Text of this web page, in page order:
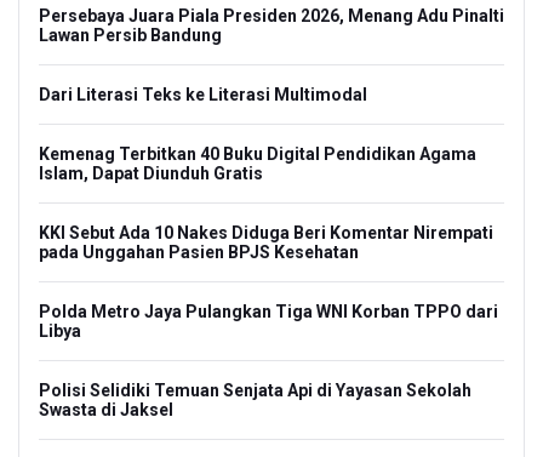
Persebaya Juara Piala Presiden 2026, Menang Adu Pinalti
Lawan Persib Bandung
Dari Literasi Teks ke Literasi Multimodal
Kemenag Terbitkan 40 Buku Digital Pendidikan Agama
Islam, Dapat Diunduh Gratis
KKI Sebut Ada 10 Nakes Diduga Beri Komentar Nirempati
pada Unggahan Pasien BPJS Kesehatan
Polda Metro Jaya Pulangkan Tiga WNI Korban TPPO dari
Libya
Polisi Selidiki Temuan Senjata Api di Yayasan Sekolah
Swasta di Jaksel